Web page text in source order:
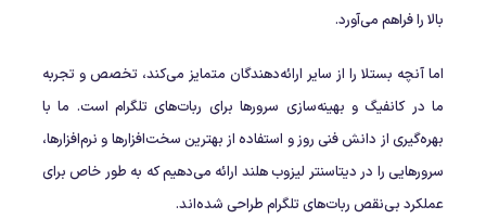
بالا را فراهم می‌آورد.
اما آنچه بستلا را از سایر ارائه‌دهندگان متمایز می‌کند، تخصص و تجربه
ما در کانفیگ و بهینه‌سازی سرورها برای ربات‌های تلگرام است. ما با
بهره‌گیری از دانش فنی روز و استفاده از بهترین سخت‌افزارها و نرم‌افزارها،
سرورهایی را در دیتاسنتر لیزوب هلند ارائه می‌دهیم که به طور خاص برای
عملکرد بی‌نقص ربات‌های تلگرام طراحی شده‌اند.